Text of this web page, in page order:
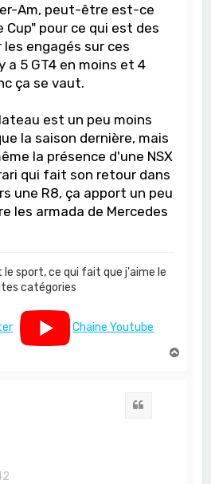
Am, peut-être est-ce
Cup" pour ce qui est des
les engagés sur ces
a 5 GT4 en moins et 4
ça se vaut.
est un peu moins
la saison dernière, mais
la présence d'une NSX
qui fait son retour dans
une R8, ça apport un peu
les armada de Mercedes
sport, ce qui fait que j'aime le
catégories
Chaine Youtube